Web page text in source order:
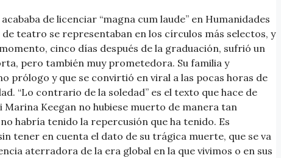
de licenciar “magna cum laude” en Humanidades
teatro se representaban en los círculos más selectos, y
cinco días después de la graduación, sufrió un
pero también muy prometedora. Su familia y
prólogo y que se convirtió en viral a las pocas horas de
“Lo contrario de la soledad” es el texto que hace de
Keegan no hubiese muerto de manera tan
habría tenido la repercusión que ha tenido. Es
tener en cuenta el dato de su trágica muerte, que se va
aterradora de la era global en la que vivimos o en sus